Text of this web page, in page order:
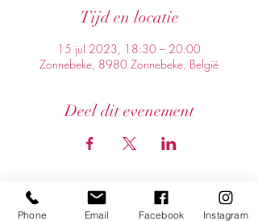
Tijd en locatie
15 jul 2023, 18:30 – 20:00
Zonnebeke, 8980 Zonnebeke, België
Deel dit evenement
Phone Email Facebook Instagram